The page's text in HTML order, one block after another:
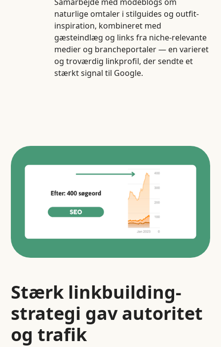
naturlige omtaler i stilguides og outfit-
inspiration, kombineret med
gæsteindlæg og links fra niche-relevante
medier og brancheportaler — en varieret
og troværdig linkprofil, der sendte et
stærkt signal til Google.
Stærk linkbuilding-
strategi gav autoritet
og trafik